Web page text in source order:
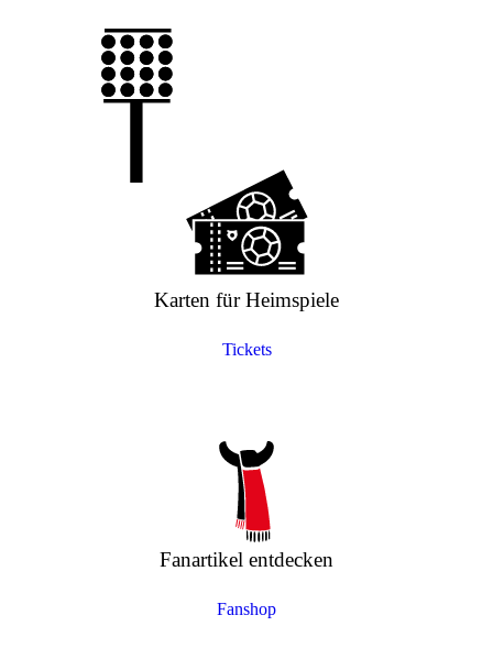
Karten für Heimspiele
Tickets
Fanartikel entdecken
Fanshop